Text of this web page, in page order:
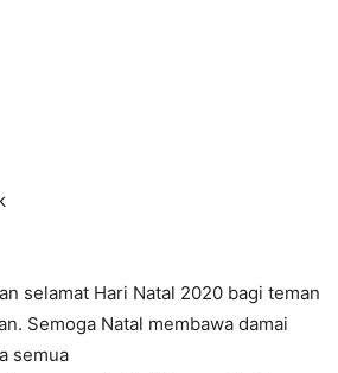
selamat Hari Natal 2020 bagi teman
Semoga Natal membawa damai
semua